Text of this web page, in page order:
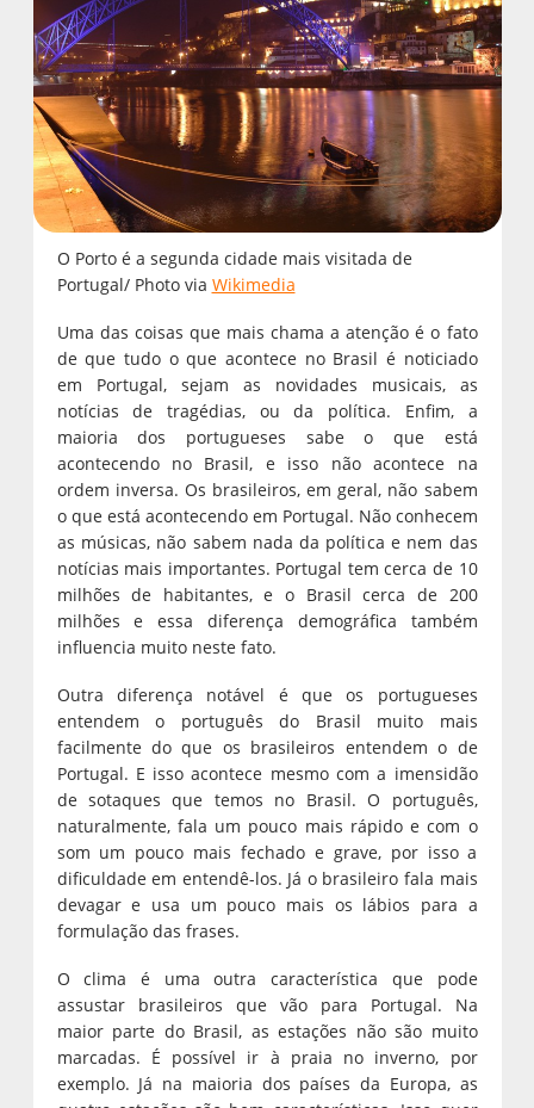
O Porto é a segunda cidade mais visitada de
Portugal/ Photo via Wikimedia
Uma das coisas que mais chama a atenção é o fato
de que tudo o que acontece no Brasil é noticiado
em Portugal, sejam as novidades musicais, as
notícias de tragédias, ou da política. Enfim, a
maioria dos portugueses sabe o que está
acontecendo no Brasil, e isso não acontece na
ordem inversa. Os brasileiros, em geral, não sabem
o que está acontecendo em Portugal. Não conhecem
as músicas, não sabem nada da política e nem das
notícias mais importantes. Portugal tem cerca de 10
milhões de habitantes, e o Brasil cerca de 200
milhões e essa diferença demográfica também
influencia muito neste fato.
Outra diferença notável é que os portugueses
entendem o português do Brasil muito mais
facilmente do que os brasileiros entendem o de
Portugal. E isso acontece mesmo com a imensidão
de sotaques que temos no Brasil. O português,
naturalmente, fala um pouco mais rápido e com o
som um pouco mais fechado e grave, por isso a
dificuldade em entendê-los. Já o brasileiro fala mais
devagar e usa um pouco mais os lábios para a
formulação das frases.
O clima é uma outra característica que pode
assustar brasileiros que vão para Portugal. Na
maior parte do Brasil, as estações não são muito
marcadas. É possível ir à praia no inverno, por
exemplo. Já na maioria dos países da Europa, as